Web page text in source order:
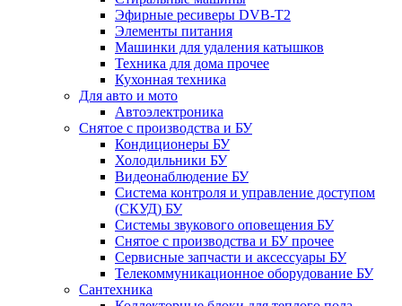
Эфирные ресиверы DVB-T2
Элементы питания
Машинки для удаления катышков
Техника для дома прочее
Кухонная техника
Для авто и мото
Автоэлектроника
Снятое с производства и БУ
Кондиционеры БУ
Холодильники БУ
Видеонаблюдение БУ
Система контроля и управление доступом
(СКУД) БУ
Системы звукового оповещения БУ
Снятое с производства и БУ прочее
Сервисные запчасти и аксессуары БУ
Телекоммуникационное оборудование БУ
Сантехника